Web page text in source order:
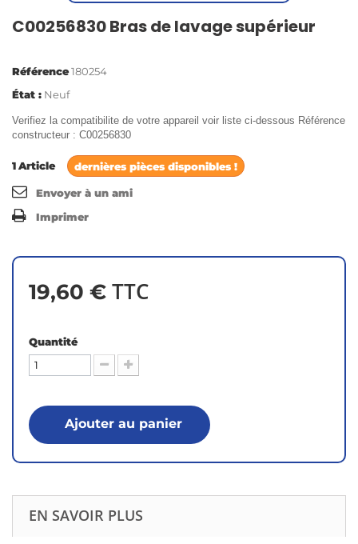
C00256830 Bras de lavage supérieur
Référence180254
État : Neuf
Verifiez la compatibilite de votre appareil voir liste ci-dessous Référence
constructeur : C00256830
1Article dernières pièces disponibles !
Envoyer à un ami
Imprimer
19,60 € TTC
Quantité
Ajouter au panier
EN SAVOIR PLUS